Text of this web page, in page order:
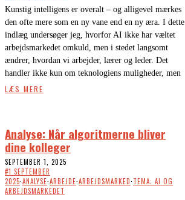
Kunstig intelligens er overalt – og alligevel mærkes
den ofte mere som en ny vane end en ny æra. I dette
indlæg undersøger jeg, hvorfor AI ikke har væltet
arbejdsmarkedet omkuld, men i stedet langsomt
ændrer, hvordan vi arbejder, lærer og leder. Det
handler ikke kun om teknologiens muligheder, men
LÆS MERE
Analyse: Når algoritmerne bliver
dine kolleger
SEPTEMBER 1, 2025
#1 SEPTEMBER
2025·ANALYSE·ARBEJDE·ARBEJDSMARKED·TEMA: AI OG
ARBEJDSMARKEDET